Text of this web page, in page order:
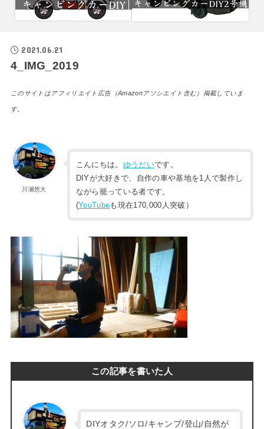
2021.06.21
4_IMG_2019
このサイトはアフィリエイト広告（Amazonアソシエイト含む）掲載していま
す。
川瀬悠大
こんにちは。 ゆうだいです。
DIYが大好きで、自作の車や基地を1人で製作し
ながら籠っている者です。
(YouTubeも現在170,000人突破）
この記事を書いた人
DIYオタク/ソロ/キャンプ/登山/自然が